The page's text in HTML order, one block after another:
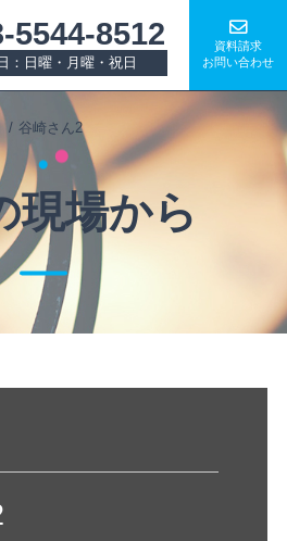
5544-8512
：日曜・月曜・祝日
資料請求
お問い合わせ
谷崎さん2
現場から